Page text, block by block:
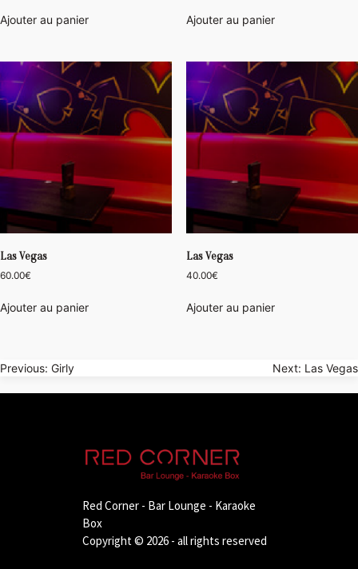
Ajouter au panier Ajouter au panier
Las Vegas
60.00€
Ajouter au panier
Las Vegas
40.00€
Ajouter au panier
Navigation
de
Previous: Girly Next: Las Vegas
Red Corner - Bar Lounge - Karaoke
Box
Copyright © 2026 - all rights reserved